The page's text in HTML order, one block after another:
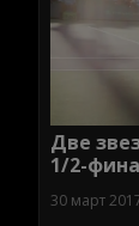
Две
1/2-
30 март